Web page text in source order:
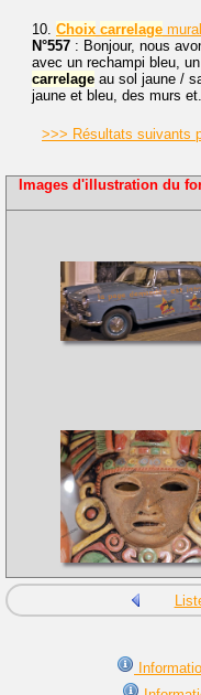
10. Choix carrelage mural
N°557 : Bonjour, nous
avec un rechampi bleu,
carrelage au sol jaune /
jaune et bleu, des murs
>>> Résultats suivants
Images d'illustration du